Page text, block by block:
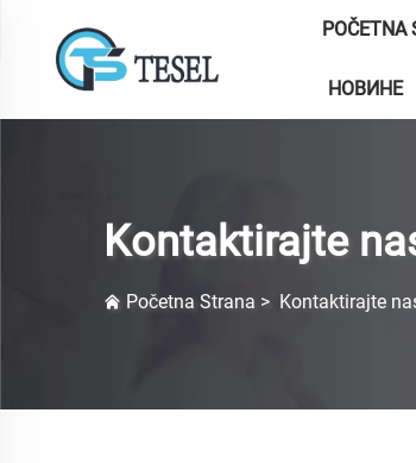
POČETNA
НОВИНЕ
Kontaktirajte
Početna Strana > Kontaktirajte